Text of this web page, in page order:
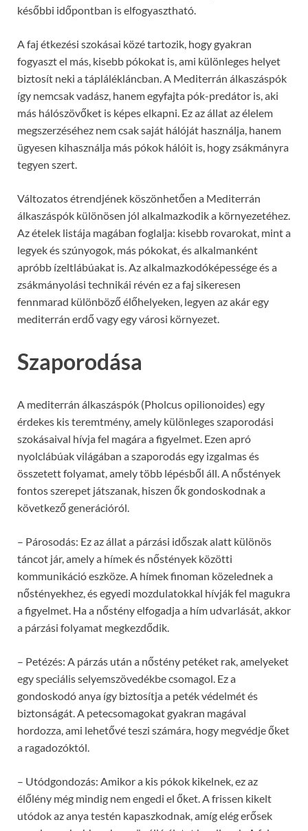
későbbi időpontban is elfogyasztható.
A faj étkezési szokásai közé tartozik, hogy gyakran
fogyaszt el más, kisebb pókokat is, ami különleges helyet
biztosít neki a táplálékláncban. A Mediterrán álkaszáspók
így nemcsak vadász, hanem egyfajta pók-predátor is, aki
más hálószövőket is képes elkapni. Ez az állat az élelem
megszerzéséhez nem csak saját hálóját használja, hanem
ügyesen kihasználja más pókok hálóit is, hogy zsákmányra
tegyen szert.
Változatos étrendjének köszönhetően a Mediterrán
álkaszáspók különösen jól alkalmazkodik a környezetéhez.
Az ételek listája magában foglalja: kisebb rovarokat, mint a
legyek és szúnyogok, más pókokat, és alkalmanként
apróbb ízeltlábúakat is. Az alkalmazkodóképessége és a
zsákmányolási technikái révén ez a faj sikeresen
fennmarad különböző élőhelyeken, legyen az akár egy
mediterrán erdő vagy egy városi környezet.
Szaporodása
A mediterrán álkaszáspók (Pholcus opilionoides) egy
érdekes kis teremtmény, amely különleges szaporodási
szokásaival hívja fel magára a figyelmet. Ezen apró
nyolclábúak világában a szaporodás egy izgalmas és
összetett folyamat, amely több lépésből áll. A nőstények
fontos szerepet játszanak, hiszen ők gondoskodnak a
következő generációról.
– Párosodás: Ez az állat a párzási időszak alatt különös
táncot jár, amely a hímek és nőstények közötti
kommunikáció eszköze. A hímek finoman közelednek a
nőstényekhez, és egyedi mozdulatokkal hívják fel magukra
a figyelmet. Ha a nőstény elfogadja a hím udvarlását, akkor
a párzási folyamat megkezdődik.
– Petézés: A párzás után a nőstény petéket rak, amelyeket
egy speciális selyemszövedékbe csomagol. Ez a
gondoskodó anya így biztosítja a peték védelmét és
biztonságát. A petecsomagokat gyakran magával
hordozza, ami lehetővé teszi számára, hogy megvédje őket
a ragadozóktól.
– Utódgondozás: Amikor a kis pókok kikelnek, ez az
élőlény még mindig nem engedi el őket. A frissen kikelt
utódok az anya testén kapaszkodnak, amíg elég erősek